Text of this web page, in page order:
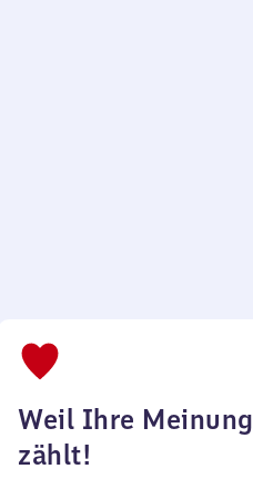
Weil Ihre Meinung
zählt!